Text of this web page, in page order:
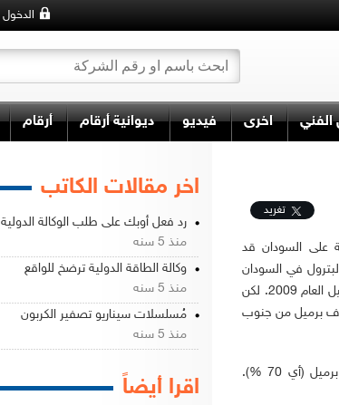
الدخول
الفني اخرى فيديو ديوانية أرقام أرقام
تغريد
على السودان قد
في السودان
الكبير 5 مليارات برميل. ولقد بلغ إنتاج السودان ذروته 475 ألف برميل العام 2009. لكن
السودان إلى 203 ألف برميل العام 2018. منه 103 آلاف برميل من جنوب
مُعظم احتياطي البترول يقع جنوب السودان بمقدار 3.5 مليارات برميل (أي 70 %).
اخر مقالات الكاتب
رد فعل أوبك على طلب الوكالة الدولية
منذ 5 سنه
وكالة الطاقة الدولية ترضخ للواقع
منذ 5 سنه
مُسلسلات سيناريو تصفير الكربون
منذ 5 سنه
اقرا أيضاً